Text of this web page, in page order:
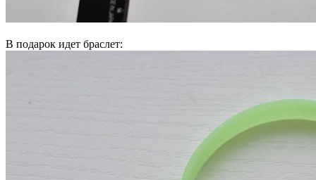
В подарок идет браслет: